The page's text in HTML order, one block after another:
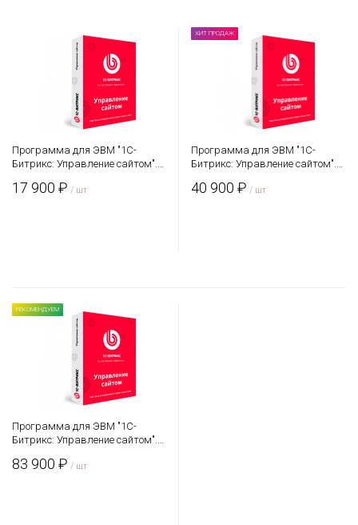
Программа для ЭВМ "1С-
Битрикс: Управление сайтом".
17 900 ₽ / шт
ХИТ ПРОДАЖ
Программа для ЭВМ "1С-
Битрикс: Управление сайтом".
40 900 ₽ / шт
РЕКОМЕНДУЕМ
Программа для ЭВМ "1С-
Битрикс: Управление сайтом".
83 900 ₽ / шт